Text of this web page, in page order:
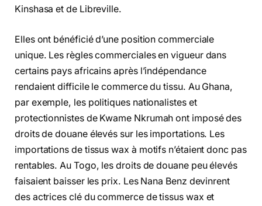
Kinshasa et de Libreville.
Elles ont bénéficié d’une position commerciale
unique. Les règles commerciales en vigueur dans
certains pays africains après l’indépendance
rendaient difficile le commerce du tissu. Au Ghana,
par exemple, les politiques nationalistes et
protectionnistes de Kwame Nkrumah ont imposé des
droits de douane élevés sur les importations. Les
importations de tissus wax à motifs n’étaient donc pas
rentables. Au Togo, les droits de douane peu élevés
faisaient baisser les prix. Les Nana Benz devinrent
des actrices clé du commerce de tissus wax et